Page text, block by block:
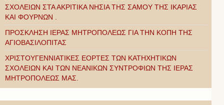
ΣΧΟΛΕΙΩΝ ΣΤΑ ΑΚΡΙΤΙΚΑ ΝΗΣΙΑ ΤΗΣ ΣΑΜΟΥ ΤΗΣ ΙΚΑΡΙΑΣ
ΚΑΙ ΦΟΥΡΝΩΝ .
ΠΡΟΣΚΛΗΣΗ ΙΕΡΑΣ ΜΗΤΡΟΠΟΛΕΩΣ ΓΙΑ ΤΗΝ ΚΟΠΗ ΤΗΣ
ΑΓΙΟΒΑΣΙΛΟΠΙΤΑΣ
ΧΡΙΣΤΟΥΓΕΝΝΙΑΤΙΚΕΣ ΕΟΡΤΕΣ ΤΩΝ ΚΑΤΗΧΗΤΙΚΩΝ
ΣΧΟΛΕΙΩΝ ΚΑΙ ΤΩΝ ΝΕΑΝΙΚΩΝ ΣΥΝΤΡΟΦΙΩΝ ΤΗΣ ΙΕΡΑΣ
ΜΗΤΡΟΠΟΛΕΩΣ ΜΑΣ.